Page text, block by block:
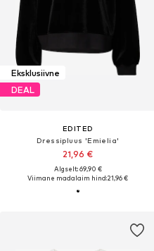
Eksklusiivne
DEAL
EDITED
Dressipluus 'Emielia'
21,96 €
Algselt: 69,90 €
Viimane madalaim hind:21,96 €